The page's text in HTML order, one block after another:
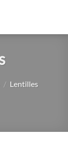
/ Lentilles